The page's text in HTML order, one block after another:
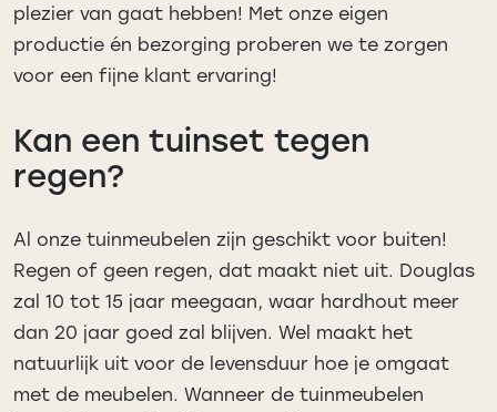
plezier van gaat hebben! Met onze eigen
productie én bezorging proberen we te zorgen
voor een fijne klant ervaring!
Kan een tuinset tegen
regen?
Al onze tuinmeubelen zijn geschikt voor buiten!
Regen of geen regen, dat maakt niet uit. Douglas
zal 10 tot 15 jaar meegaan, waar hardhout meer
dan 20 jaar goed zal blijven. Wel maakt het
natuurlijk uit voor de levensduur hoe je omgaat
met de meubelen. Wanneer de tuinmeubelen